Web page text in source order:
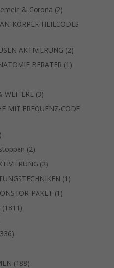
Produkt
& Corona 22
Produkte
KÖRPER-HEILCODES
AKTIVIERUNG 22
BERATER 1 1
WEITERE 33
Produkte
MIT FREQUENZ-CODE
2
Produkte22
Produkte
22
Produkte
1 1
PAKET 1 1
1811 1811
336336
188188